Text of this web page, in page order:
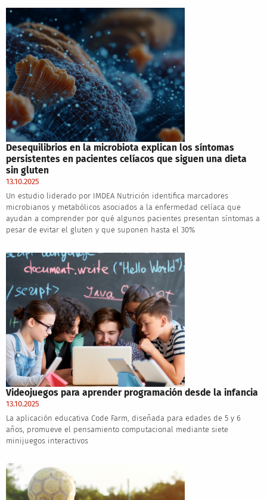
Desequilibrios en la microbiota explican los síntomas
persistentes en pacientes celíacos que siguen una dieta
sin gluten
13.10.2025
Un estudio liderado por IMDEA Nutrición identifica marcadores
microbianos y metabólicos asociados a la enfermedad celíaca que
ayudan a comprender por qué algunos pacientes presentan síntomas a
pesar de evitar el gluten y que suponen hasta el 30%
Videojuegos para aprender programación desde la infancia
13.10.2025
La aplicación educativa Code Farm, diseñada para edades de 5 y 6
años, promueve el pensamiento computacional mediante siete
minijuegos interactivos